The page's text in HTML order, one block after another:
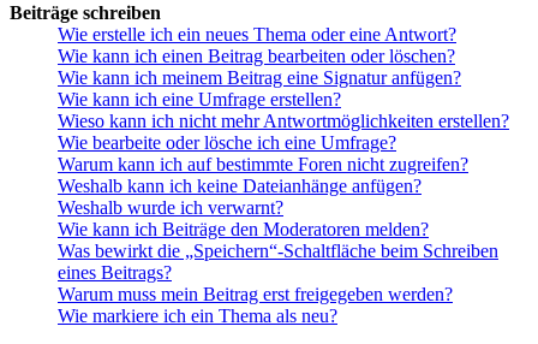
Beiträge schreiben
Wie erstelle ich ein neues Thema oder eine Antwort?
Wie kann ich einen Beitrag bearbeiten oder löschen?
Wie kann ich meinem Beitrag eine Signatur anfügen?
Wie kann ich eine Umfrage erstellen?
Wieso kann ich nicht mehr Antwortmöglichkeiten erstellen?
Wie bearbeite oder lösche ich eine Umfrage?
Warum kann ich auf bestimmte Foren nicht zugreifen?
Weshalb kann ich keine Dateianhänge anfügen?
Weshalb wurde ich verwarnt?
Wie kann ich Beiträge den Moderatoren melden?
Was bewirkt die „Speichern“-Schaltfläche beim Schreiben
eines Beitrags?
Warum muss mein Beitrag erst freigegeben werden?
Wie markiere ich ein Thema als neu?